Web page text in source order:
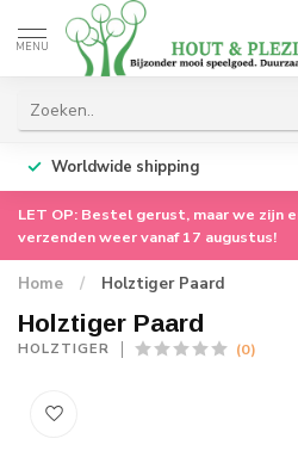
MENU
Worldwide shipping
LET OP: Bestel gerust, maar we zijn
verzenden weer vanaf 17 augustus!
Home / Holztiger Paard
Holztiger Paard
HOLZTIGER (0)